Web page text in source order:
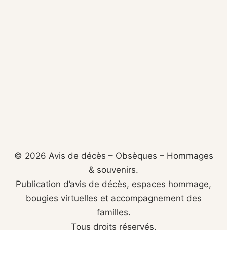
© 2026 Avis de décès – Obsèques – Hommages
& souvenirs.
Publication d’avis de décès, espaces hommage,
bougies virtuelles et accompagnement des
familles.
Tous droits réservés.